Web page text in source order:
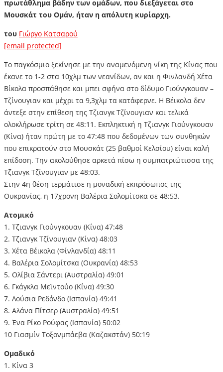
πρωτάθλημα βάδην των ομάδων, που διεξάγεται στο
Μουσκάτ του Ομάν, ήταν η απόλυτη κυρίαρχη.
του Γιώργο Κατσαρού
[email protected]
Το παγκόσμιο ξεκίνησε με την αναμενόμενη νίκη της Κίνας που
έκανε το 1-2 στα 10χλμ των νεανίδων, αν και η Φινλανδή Χέτα
Βίκολα προσπάθησε και μπει σφήνα στο δίδυμο Γιούνγκουαν –
Τζίνουγιαν και μέχρι τα 9,3χλμ τα κατάφερνε. Η Βέικολα δεν
άντεξε στην επίθεση της Τζιανγκ Τζίνουγιαν και τελικά
ολοκλήρωσε τρίτη σε 48:11. Εκπληκτική η Τζιανγκ Γιούνγκουαν
(Κίνα) ήταν πρώτη με το 47:48 που δεδομένων των συνθηκών
που επικρατούν στο Μουσκάτ (25 βαθμοί Κελσίου) είναι καλή
επίδοση. Την ακολούθησε αρκετά πίσω η συμπατριώτισσα της
Τζιανγκ Τζίνουγιαν με 48:03.
Στην 4η θέση τερμάτισε η μοναδική εκπρόσωπος της
Ουκρανίας, η 17χρονη Βαλέρια Σολομίτσκα σε 48:53.
Ατομικό
1. Τζιανγκ Γιούνγκουαν (Κίνα) 47:48
2. Τζιανγκ Τζίνουγιαν (Κίνα) 48:03
3. Χέτα Βέικολα (Φίνλανδία) 48:11
4. Βαλέρια Σολομίτσκα (Ουκρανία) 48:53
5. Ολίβια Σάντερι (Αυστραλία) 49:01
6. Γκάγκλα Μεϊντούο (Κίνα) 49:30
7. Λούσια Ρεδόνδο (Ισπανία) 49:41
8. Αλάνα Πίτσερ (Αυστραλία) 49:51
9. Ένα Ρίκο Ρούφας (Ισπανία) 50:02
10 Γιασμίν Τοξονμπάεβα (Καζακστάν) 50:19
Ομαδικό
1. Κίνα 3